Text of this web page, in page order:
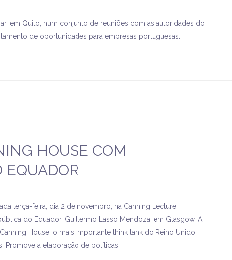
em Quito, num conjunto de reuniões com as autoridades do
de oportunidades para empresas portuguesas.
HOUSE COM
EQUADOR
terça-feira, dia 2 de novembro, na Canning Lecture,
do Equador, Guillermo Lasso Mendoza, em Glasgow. A
House, o mais importante think tank do Reino Unido
Promove a elaboração de políticas …